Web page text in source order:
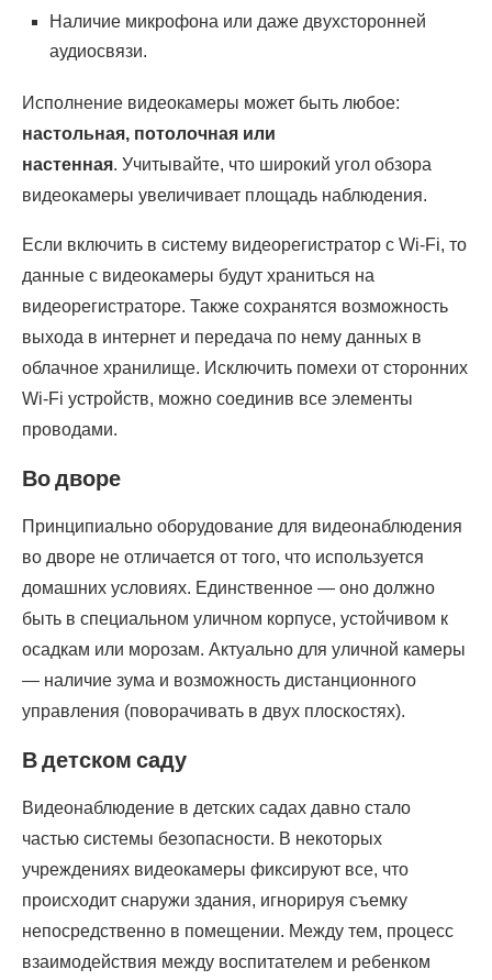
Наличие микрофона или даже двухсторонней
аудиосвязи.
Исполнение видеокамеры может быть любое:
настольная, потолочная или
настенная. Учитывайте, что широкий угол обзора
видеокамеры увеличивает площадь наблюдения.
Если включить в систему видеорегистратор с Wi-Fi, то
данные с видеокамеры будут храниться на
видеорегистраторе. Также сохранятся возможность
выхода в интернет и передача по нему данных в
облачное хранилище. Исключить помехи от сторонних
Wi-Fi устройств, можно соединив все элементы
проводами.
Во дворе
Принципиально оборудование для видеонаблюдения
во дворе не отличается от того, что используется
домашних условиях. Единственное — оно должно
быть в специальном уличном корпусе, устойчивом к
осадкам или морозам. Актуально для уличной камеры
— наличие зума и возможность дистанционного
управления (поворачивать в двух плоскостях).
В детском саду
Видеонаблюдение в детских садах давно стало
частью системы безопасности. В некоторых
учреждениях видеокамеры фиксируют все, что
происходит снаружи здания, игнорируя съемку
непосредственно в помещении. Между тем, процесс
взаимодействия между воспитателем и ребенком